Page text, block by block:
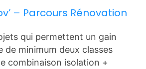
– Parcours Rénovation
qui permettent un gain
de minimum deux classes
combinaison isolation +